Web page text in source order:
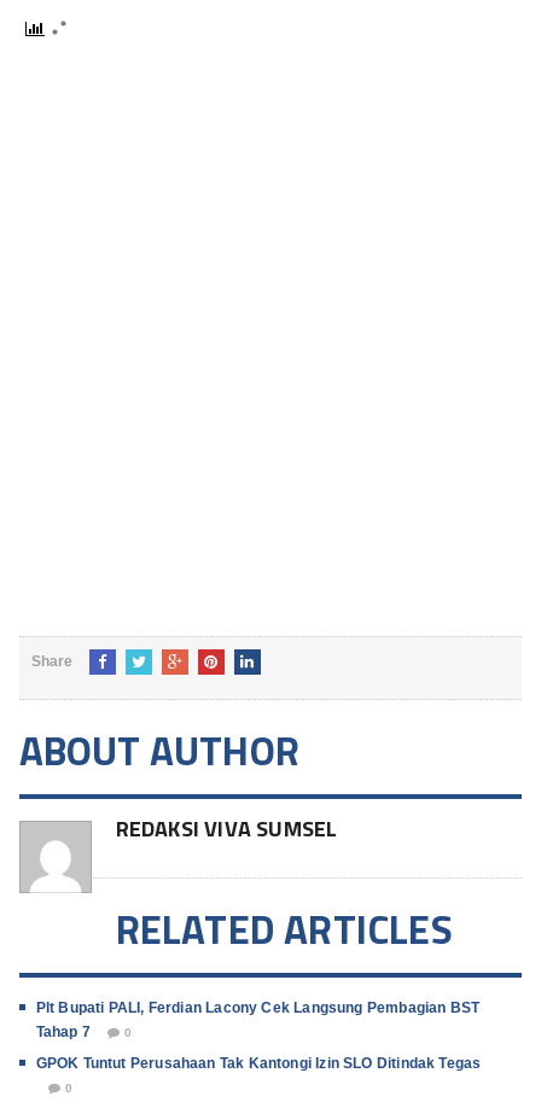
Share
ABOUT AUTHOR
REDAKSI VIVA SUMSEL
RELATED ARTICLES
Plt Bupati PALI, Ferdian Lacony Cek Langsung Pembagian BST
Tahap 7
0
GPOK Tuntut Perusahaan Tak Kantongi Izin SLO Ditindak Tegas
0